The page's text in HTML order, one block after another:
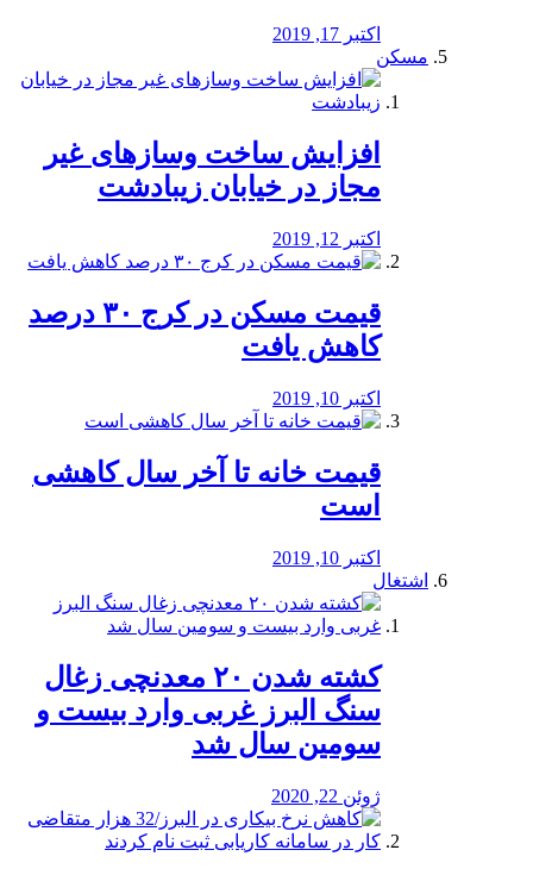
اکتبر 17, 2019
مسکن
افزایش ساخت وسازهای غیر
مجاز در خیابان زیبادشت
اکتبر 12, 2019
️قیمت مسکن در کرج ۳۰ درصد
کاهش یافت
اکتبر 10, 2019
قیمت خانه تا آخر سال کاهشی
است
اکتبر 10, 2019
اشتغال
کشته شدن ۲۰ معدنچی زغال
سنگ البرز غربی وارد بیست و
سومین سال شد
ژوئن 22, 2020